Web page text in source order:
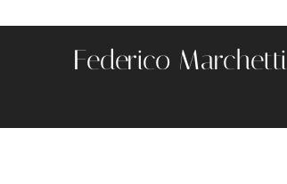
Federico Marchetti